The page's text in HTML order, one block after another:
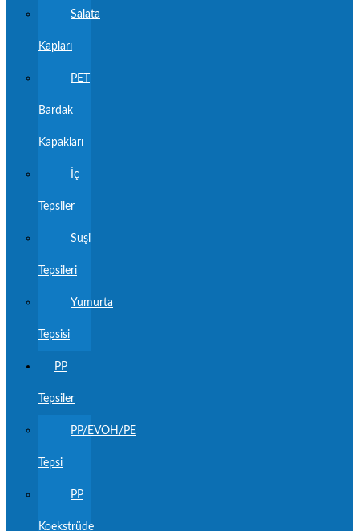
Salata
Kapları
PET
Bardak
Kapakları
İç
Tepsiler
Suşi
Tepsileri
Yumurta
Tepsisi
PP
Tepsiler
PP/EVOH/PE
Tepsi
PP
Koekstrüde